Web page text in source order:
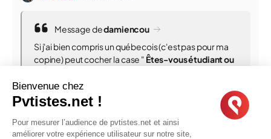
Message dedamiencou
Si j'ai bien compris un québecois (c'est pas pour ma
copine) peut cocher la case " Êtes-vous étudiant ou
site pvtiste.net même s'il n'est pas étudiant, est-ce
bien cela ?
Merci de votre réponse
Bienvenue chez
Pvtistes.net !
Pour mesurer l’audience de pvtistes.net et ainsi
améliorer votre expérience utilisateur sur notre site,